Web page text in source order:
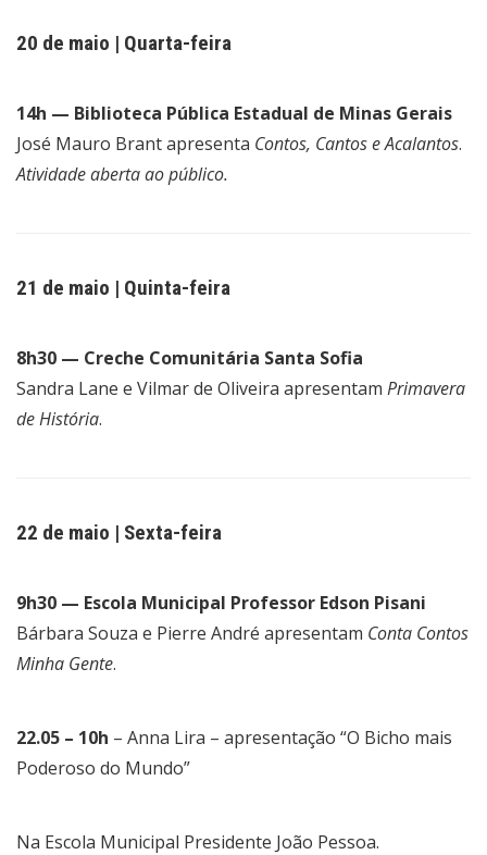
20 de maio | Quarta-feira
14h — Biblioteca Pública Estadual de Minas Gerais
José Mauro Brant apresenta Contos, Cantos e Acalantos.
Atividade aberta ao público.
21 de maio | Quinta-feira
8h30 — Creche Comunitária Santa Sofia
Sandra Lane e Vilmar de Oliveira apresentam Primavera
de História.
22 de maio | Sexta-feira
9h30 — Escola Municipal Professor Edson Pisani
Bárbara Souza e Pierre André apresentam Conta Contos
Minha Gente.
22.05 – 10h – Anna Lira – apresentação “O Bicho mais
Poderoso do Mundo”
Na Escola Municipal Presidente João Pessoa.